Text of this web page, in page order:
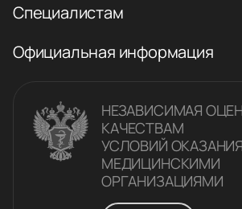
Специалистам
Официальная информация
НЕЗАВИСИМАЯ
КАЧЕСТВАM
УСЛОВИЙ
МЕДИЦИНСКИМИ
ОРГАНИЗАЦИЯМИ